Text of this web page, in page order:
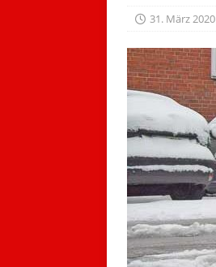
31. März 2020